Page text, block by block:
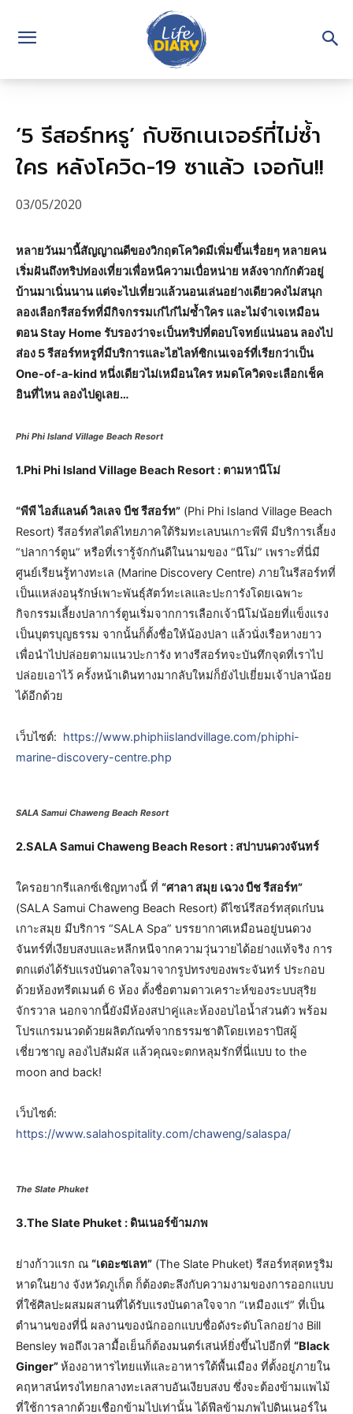
‘5 รีสอร์ทหรู’ กับซิกเนเจอร์ที่ไม่ซ้ำ
ใคร หลังโควิด-19 ซาแล้ว เจอกัน!!
03/05/2020
หลายวันมานี้สัญญาณดีของวิกฤตโควิดมีเพิ่มขึ้นเรื่อยๆ หลายคน
เริ่มฝันถึงทริปท่องเที่ยวเพื่อหนีความเบื่อหน่าย หลังจากกักตัวอยู่
บ้านมาเนิ่นนาน แต่จะไปเที่ยวแล้วนอนเล่นอย่างเดียวคงไม่สนุก
ลองเลือกรีสอร์ทที่มีกิจกรรมเก๋ไก๋ไม่ซ้ำใคร และไม่จำเจเหมือน
ตอน Stay Home รับรองว่าจะเป็นทริปที่ตอบโจทย์แน่นอน ลองไป
ส่อง 5 รีสอร์ทหรูที่มีบริการและไฮไลท์ซิกเนเจอร์ที่เรียกว่าเป็น
One-of-a-kind หนึ่งเดียวไม่เหมือนใคร หมดโควิดจะเลือกเช็ค
อินที่ไหน ลองไปดูเลย…
Phi Phi Island Village Beach Resort
1.Phi Phi Island Village Beach Resort : ตามหานีโม่
“พีพี ไอส์แลนด์ วิลเลจ บีช รีสอร์ท” (Phi Phi Island Village Beach
Resort) รีสอร์ทสไตล์ไทยภาคใต้ริมทะเลบนเกาะพีพี มีบริการเลี้ยง
“ปลาการ์ตูน” หรือที่เรารู้จักกันดีในนามของ “นีโม่” เพราะที่นี่มี
ศูนย์เรียนรู้ทางทะเล (Marine Discovery Centre) ภายในรีสอร์ทที่
เป็นแหล่งอนุรักษ์เพาะพันธุ์สัตว์ทะเลและปะการังโดยเฉพาะ
กิจกรรมเลี้ยงปลาการ์ตูนเริ่มจากการเลือกเจ้านีโม่น้อยที่แข็งแรง
เป็นบุตรบุญธรรม จากนั้นก็ตั้งชื่อให้น้องปลา แล้วนั่งเรือหางยาว
เพื่อนำไปปล่อยตามแนวปะการัง ทางรีสอร์ทจะบันทึกจุดที่เราไป
ปล่อยเอาไว้ ครั้งหน้าเดินทางมากลับใหม่ก็ยังไปเยี่ยมเจ้าปลาน้อย
ได้อีกด้วย
เว็บไซต์: https://www.phiphiislandvillage.com/phiphi-
marine-discovery-centre.php
SALA Samui Chaweng Beach Resort
2.SALA Samui Chaweng Beach Resort : สปาบนดวงจันทร์
ใครอยากรีแลกซ์เชิญทางนี้ ที่ “ศาลา สมุย เฉวง บีช รีสอร์ท”
(SALA Samui Chaweng Beach Resort) ดีไซน์รีสอร์ทสุดเก๋บน
เกาะสมุย มีบริการ “SALA Spa” บรรยากาศเหมือนอยู่บนดวง
จันทร์ที่เงียบสงบและหลีกหนีจากความวุ่นวายได้อย่างแท้จริง การ
ตกแต่งได้รับแรงบันดาลใจมาจากรูปทรงของพระจันทร์ ประกอบ
ด้วยห้องทรีตเมนต์ 6 ห้อง ตั้งชื่อตามดาวเคราะห์ของระบบสุริย
จักรวาล นอกจากนี้ยังมีห้องสปาคู่และห้องอบไอน้ำส่วนตัว พร้อม
โปรแกรมนวดด้วยผลิตภัณฑ์จากธรรมชาติโดยเทอราปิสผู้
เชี่ยวชาญ ลองไปสัมผัส แล้วคุณจะตกหลุมรักที่นี่แบบ to the
moon and back!
เว็บไซต์:
https://www.salahospitality.com/chaweng/salaspa/
The Slate Phuket
3.The Slate Phuket : ดินเนอร์ข้ามภพ
ย่างก้าวแรก ณ “เดอะซเลท” (The Slate Phuket) รีสอร์ทสุดหรูริม
หาดในยาง จังหวัดภูเก็ต ก็ต้องตะลึงกับความงามของการออกแบบ
ที่ใช้ศิลปะผสมผสานที่ได้รับแรงบันดาลใจจาก “เหมืองแร่” ที่เป็น
ตำนานของที่นี่ ผลงานของนักออกแบบชื่อดังระดับโลกอย่าง Bill
Bensley พอถึงเวลามื้อเย็นก็ต้องมนตร์เสน่ห์ยิ่งขึ้นไปอีกที่ “Black
Ginger”ห้องอาหารไทยแท้และอาหารใต้พื้นเมือง ที่ตั้งอยู่ภายใน
คฤหาสน์ทรงไทยกลางทะเลสาบอันเงียบสงบ ซึ่งจะต้องข้ามแพไม้
ที่ใช้การลากด้วยเชือกข้ามไปเท่านั้น ได้ฟีลข้ามภพไปดินเนอร์ใน